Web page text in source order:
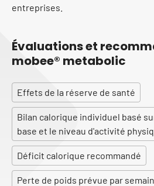
entreprises.
Évaluations et
mobee® metabolic
Effets de la réserve de santé
Bilan calorique individuel basé
base et le niveau d'activité
Déficit calorique recommandé
Perte de poids prévue par